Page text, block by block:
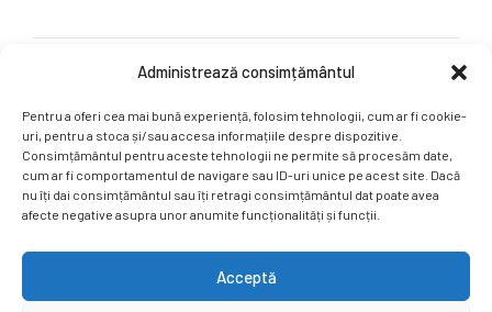
Administrează consimțământul
Pentru a oferi cea mai bună experiență, folosim tehnologii, cum ar fi cookie-
uri, pentru a stoca și/sau accesa informațiile despre dispozitive.
Consimțământul pentru aceste tehnologii ne permite să procesăm date,
cum ar fi comportamentul de navigare sau ID-uri unice pe acest site. Dacă
nu îți dai consimțământul sau îți retragi consimțământul dat poate avea
afecte negative asupra unor anumite funcționalități și funcții.
Acceptă
Ne puteți găsi și pe rețelele sociale.